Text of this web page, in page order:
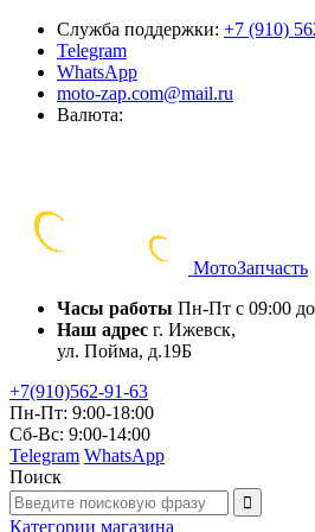
Служба поддержки: +7 (910)
Telegram
WhatsApp
moto-zap.com@mail.ru
Валюта:
МотоЗапчасть
Часы работы Пн-Пт с 09:00
Наш адрес г. Ижевск,
ул. Пойма, д.19Б
+7(910)562-91-63
Пн-Пт: 9:00-18:00
Сб-Вс: 9:00-14:00
Telegram WhatsApp
Поиск
Категории магазина